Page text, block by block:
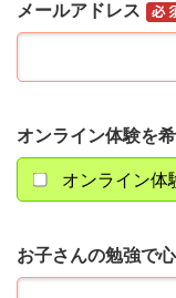
メールアドレス
オンライン体験を
オンライン体
お子さんの勉強で